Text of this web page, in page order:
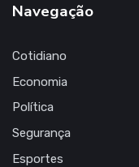
Navegação
Cotidiano
Economia
Política
Segurança
Esportes